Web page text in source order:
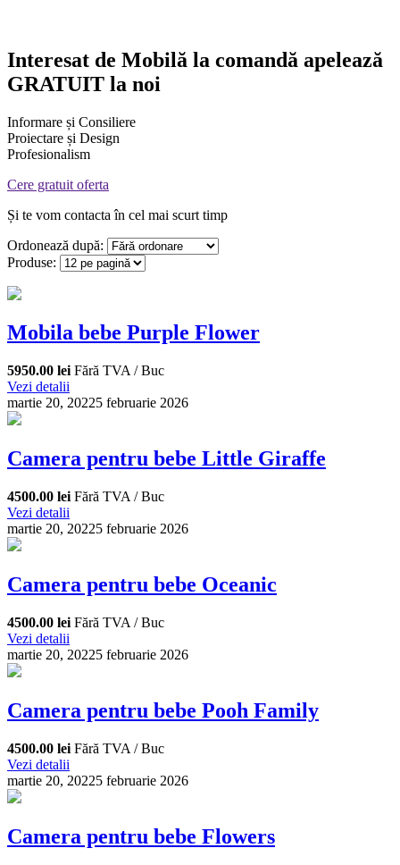
Interesat de Mobilă la comandă apelează
GRATUIT la noi
Informare și Consiliere
Proiectare și Design
Profesionalism
Cere gratuit oferta
Și te vom contacta în cel mai scurt timp
Ordonează după:
Produse:
Mobila bebe Purple Flower
5950.00 lei Fără TVA / Buc
Vezi detalii
martie 20, 20225 februarie 2026
Camera pentru bebe Little Giraffe
4500.00 lei Fără TVA / Buc
Vezi detalii
martie 20, 20225 februarie 2026
Camera pentru bebe Oceanic
4500.00 lei Fără TVA / Buc
Vezi detalii
martie 20, 20225 februarie 2026
Camera pentru bebe Pooh Family
4500.00 lei Fără TVA / Buc
Vezi detalii
martie 20, 20225 februarie 2026
Camera pentru bebe Flowers